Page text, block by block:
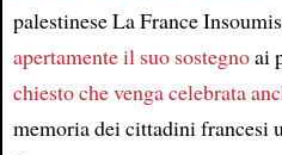
palestinese La France
apertamenteil suo sostegnoai
chiestoche venga celebrata
memoria dei cittadini francesi